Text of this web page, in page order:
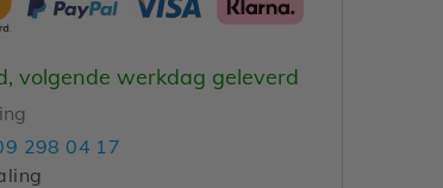
volgende werkdag geleverd
298 04 17